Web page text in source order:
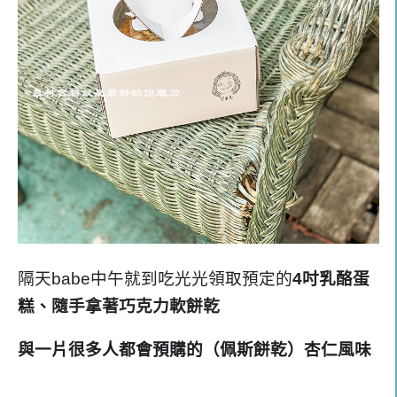
隔天babe中午就到吃光光領取預定的4吋乳酪蛋
糕、隨手拿著巧克力軟餅乾
與一片很多人都會預購的（佩斯餅乾）杏仁風味